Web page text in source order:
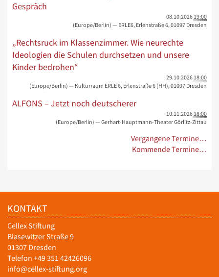
Gespräch
08.10.2026 19:00
(Europe/Berlin) — ERLE6, Erlenstraße 6, 01097 Dresden
„Rechtsruck im Klassenzimmer. Wie neurechte
Ideologien die Schulen durchsetzen und unsere
Kinder bedrohen“
29.10.2026 18:00
(Europe/Berlin) — Kulturraum ERLE 6, Erlenstraße 6 (HH), 01097 Dresden
ALFONS – Jetzt noch deutscherer
10.11.2026 18:00
(Europe/Berlin) — Gerhart-Hauptmann-Theater Görlitz-Zittau
Vergangene Termine…
Kommende Termine…
KONTAKT
Cellex Stiftung
Blasewitzer Straße 9
01307 Dresden
Telefon +49 351 42426096
info@cellex-stiftung.org